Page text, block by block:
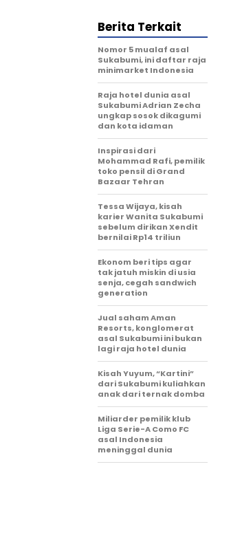
Berita Terkait
Nomor 5 mualaf asal
Sukabumi, ini daftar raja
minimarket Indonesia
Raja hotel dunia asal
Sukabumi Adrian Zecha
ungkap sosok dikagumi
dan kota idaman
Inspirasi dari
Mohammad Rafi, pemilik
toko pensil di Grand
Bazaar Tehran
Tessa Wijaya, kisah
karier Wanita Sukabumi
sebelum dirikan Xendit
bernilai Rp14 triliun
Ekonom beri tips agar
tak jatuh miskin di usia
senja, cegah sandwich
generation
Jual saham Aman
Resorts, konglomerat
asal Sukabumi ini bukan
lagi raja hotel dunia
Kisah Yuyum, “Kartini”
dari Sukabumi kuliahkan
anak dari ternak domba
Miliarder pemilik klub
Liga Serie-A Como FC
asal Indonesia
meninggal dunia